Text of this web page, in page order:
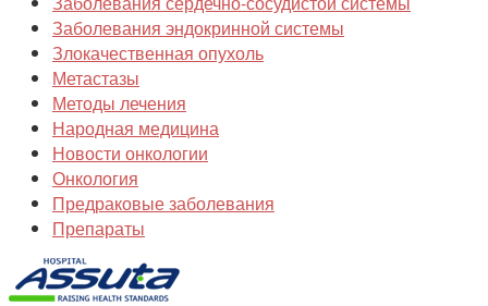
Заболевания эндокринной системы
Злокачественная опухоль
Метастазы
Методы лечения
Народная медицина
Новости онкологии
Онкология
Предраковые заболевания
Препараты